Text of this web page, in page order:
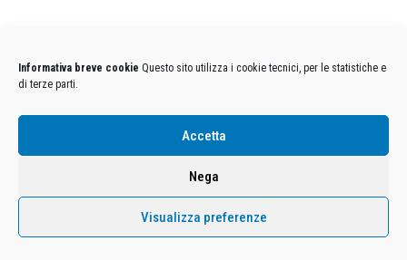
Informativa breve cookie Questo sito utilizza i cookie tecnici, per le statistiche e
di terze parti.
Accetta
Nega
Visualizza preferenze